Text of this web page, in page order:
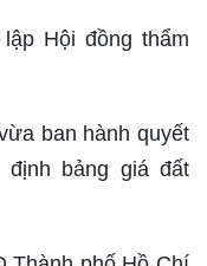
Hội đồng thẩm
ban hành quyết
định bảng giá đất